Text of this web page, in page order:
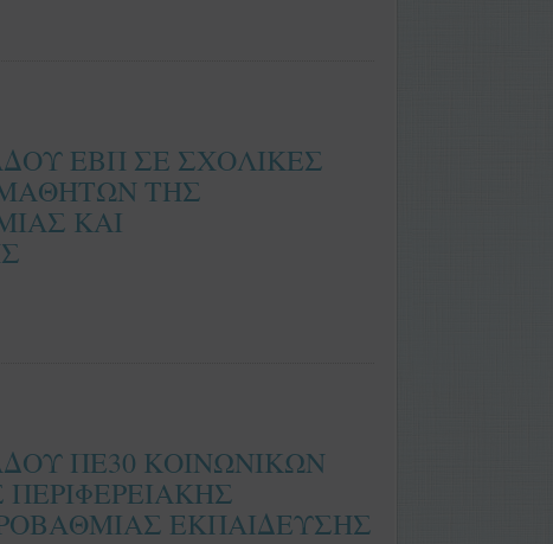
ΕΒΠ ΣΕ ΣΧΟΛΙΚΕΣ
ΤΗΣ
ΚΑΙ
ΠΕ30 ΚΟΙΝΩΝΙΚΩΝ
ΕΚΠΑΙΔΕΥΣΗΣ